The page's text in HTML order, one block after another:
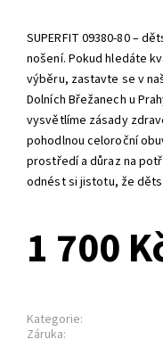
SUPERFIT 09380-80 –
nošení. Pokud hledáte
výběru, zastavte se v
Dolních Břežanech u
vysvětlíme zásady
pohodlnou celoroční
prostředí a důraz na
odnést si jistotu, že
1 700
Kategorie:
Záruka: